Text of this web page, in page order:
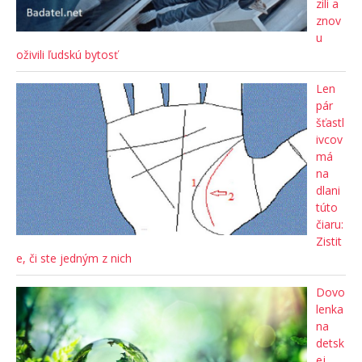
zili a
znov
u
oživili ľudskú bytosť
Len
pár
šťastl
ivcov
má
na
dlani
túto
čiaru:
Zistit
e, či ste jedným z nich
Dovo
lenka
na
detsk